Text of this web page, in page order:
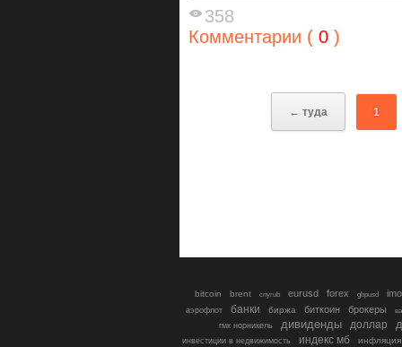
358
Комментарии ( 0 )
← туда 1
bitcoin brent cnyrub eurusd forex gbpusd
аэрофлот банки биржа биткоин брокеры
гмк норникель
дивиденды доллар
инвестиции в недвижимость индекс мб
инфляция